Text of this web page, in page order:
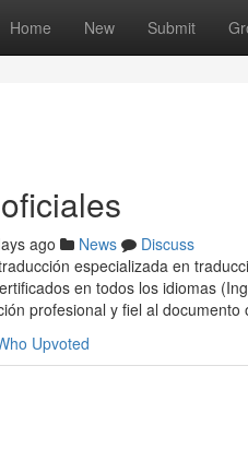
Home New Submit
ago News
Discuss
especializada en
en todos los idiomas
profesional y fiel al documento
Upvoted